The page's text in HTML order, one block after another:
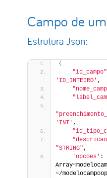
Campo de
Estrutura Json:
{
"id_campo"
'ID_INTEIRO' ,
'INT' ,
"STRING",
'opcoes' :
Array<
</